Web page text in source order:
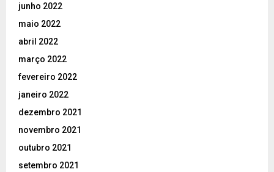
junho 2022
maio 2022
abril 2022
março 2022
fevereiro 2022
janeiro 2022
dezembro 2021
novembro 2021
outubro 2021
setembro 2021